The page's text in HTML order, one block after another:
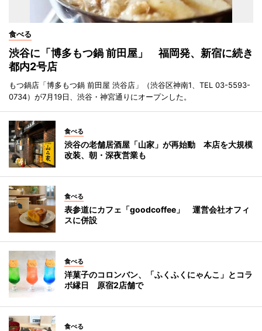
食べる
渋谷に「博多もつ鍋 前田屋」 福岡発、新宿に続き
都内2号店
もつ鍋店「博多もつ鍋 前田屋 渋谷店」（渋谷区神南1、TEL 03-5593-
0734）が7月19日、渋谷・神宮通りにオープンした。
食べる
渋谷の老舗居酒屋「山家」が再始動 本店を大規模
改装、朝・深夜営業も
食べる
表参道にカフェ「goodcoffee」 運営会社オフィ
スに併設
食べる
洋菓子のコロンバン、「ふくふくにゃんこ」とコラ
ボ縁日 原宿2店舗で
食べる